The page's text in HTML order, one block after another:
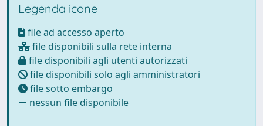
Legenda icone
file ad accesso aperto
file disponibili sulla rete interna
file disponibili agli utenti autorizzati
file disponibili solo agli amministratori
file sotto embargo
nessun file disponibile